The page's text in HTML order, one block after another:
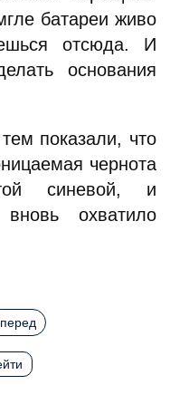
батареи живо
отсюда. И
основания
показали, что
чернота
синевой, и
вновь охватило